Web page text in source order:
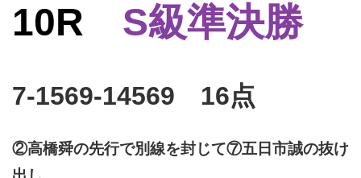
10R S級準決勝
7-1569-14569 16点
②高橋舜の先行で別線を封じて⑦五日市誠の抜け